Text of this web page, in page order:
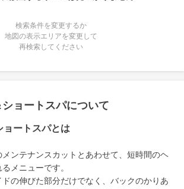
検索条件を変更するか
地図の表示エリアを変更して
再検索してください
ョートスパについて
ョートスパとは
ンテナンスカットとあわせて、短時間のヘ
メニューです。
の伸びた部分だけでなく、バックのかりあ